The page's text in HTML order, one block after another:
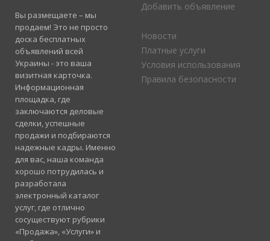
Вы размещаете – мы
продаем! Это не просто
доска бесплатных
объявлений всей
Украины - это ваша
визитная карточка.
Информационная
площадка, где
заключаются деловые
сделки, успешные
продажи и подбираются
надежные кадры. Именно
для вас, наша команда
хорошо потрудилась и
разработала
электронный каталог
услуг, где отлично
сосуществуют рубрики
«Продажа», «Услуги» и
Добавить объявление
Новости
Платные услуги
Условия использования
Правила безопасности